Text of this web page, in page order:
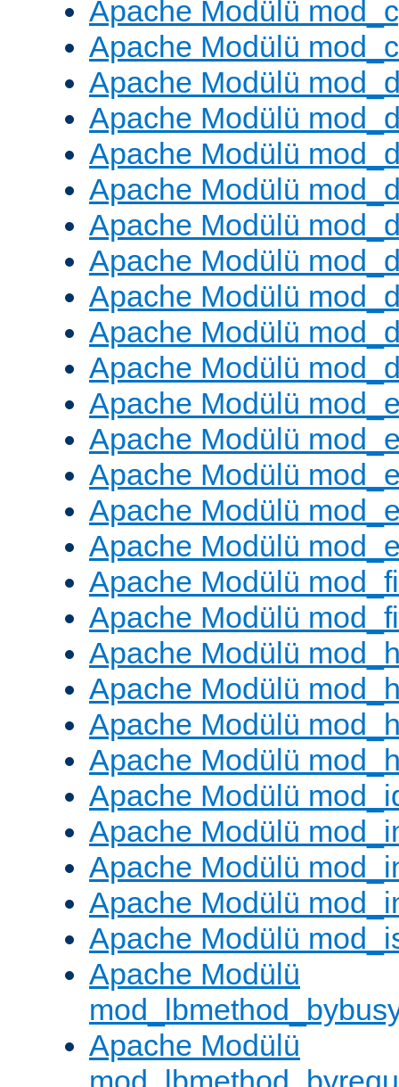
Apache Modülü
Apache Modülü
Apache Modülü
Apache Modülü
Apache Modülü
Apache Modülü
Apache Modülü
Apache Modülü
Apache Modülü
Apache Modülü
Apache Modülü
Apache Modülü
Apache Modülü
Apache Modülü
Apache Modülü
Apache Modülü
Apache Modülü
Apache Modülü
Apache Modülü
Apache Modülü
Apache Modülü
Apache Modülü
Apache Modülü
Apache Modülü
Apache Modülü
Apache Modülü
Apache Modülü
Apache Modülü
Apache Modülü